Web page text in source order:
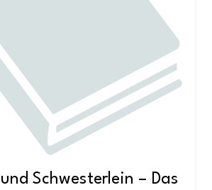
Schwesterlein – Das